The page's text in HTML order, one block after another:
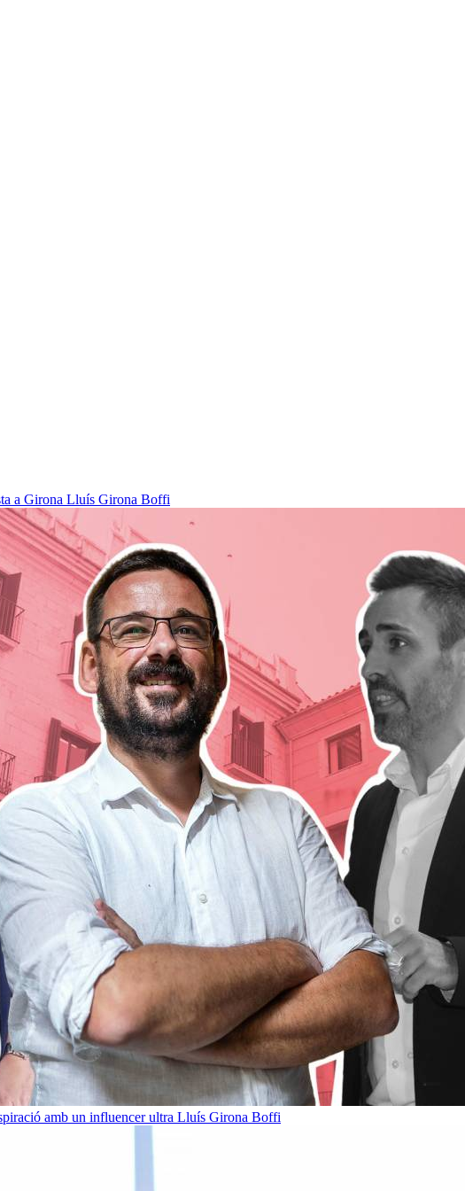
a Girona Lluís Girona Boffi
amb un influencer ultra Lluís Girona Boffi